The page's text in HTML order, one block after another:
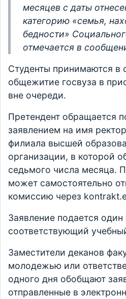
месяцев с даты
категорию «семья,
бедности»
отмечается в
Студенты принимаются в
общежитие госвуза в
вне очереди.
Претендент обращается
заявлением на имя
филиала высшей
организации, в которой
седьмого числа месяца.
может самостоятельно
комиссию через
Заявление подается один
соответствующий
Заместители деканов
молодежью или
одного дня обобщают
отправленные в